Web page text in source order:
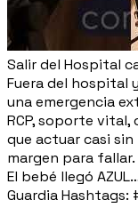
Salir del Hospital
Fuera del hospital
una emergencia
RCP, soporte
que actuar casi sin
margen para
El bebé llegó
Guardia Hashtags: